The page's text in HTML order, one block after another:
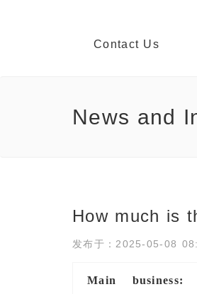
Contact Us
News and
How much is
发布于：2025-05-08
Main